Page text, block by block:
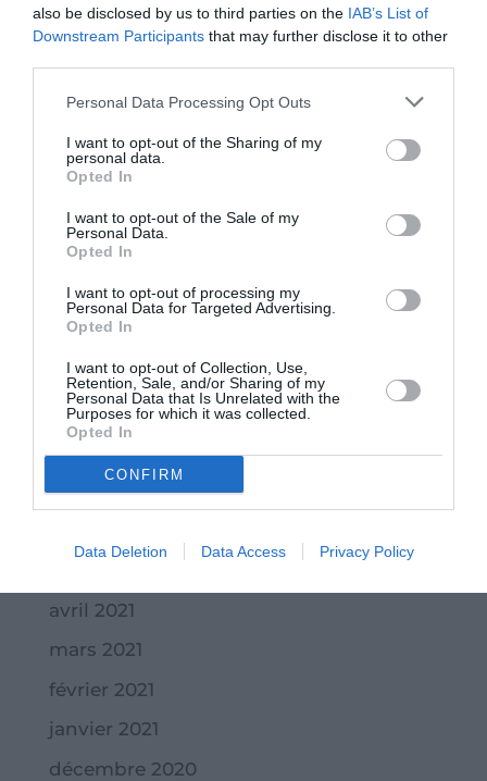
also be disclosed by us to third parties on the IAB’s List of
Downstream Participants that may further disclose it to other
Personal Data Processing Opt Outs
I want to opt-out of the Sharing of my
personal data.
Opted In
I want to opt-out of the Sale of my
Personal Data.
Opted In
I want to opt-out of processing my
Personal Data for Targeted Advertising.
Opted In
I want to opt-out of Collection, Use,
Retention, Sale, and/or Sharing of my
Personal Data that Is Unrelated with the
Purposes for which it was collected.
Opted In
CONFIRM
Data Deletion Data Access Privacy Policy
septembre 2022
juin 2022
mai 2022
avril 2022
mars 2022
février 2022
janvier 2022
décembre 2021
novembre 2021
octobre 2021
septembre 2021
juillet 2021
avril 2021
mars 2021
février 2021
janvier 2021
décembre 2020